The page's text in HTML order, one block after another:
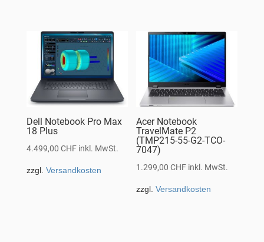
Dell Notebook Pro Max
18 Plus
4.499,00 CHF inkl. MwSt.
zzgl. Versandkosten
Acer Notebook
TravelMate P2
(TMP215-55-G2-TCO-
7047)
1.299,00CHF inkl. MwSt.
zzgl.Versandkosten